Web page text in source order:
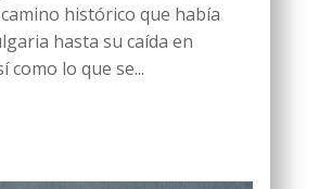
histórico que había
hasta su caída en
como lo que se...